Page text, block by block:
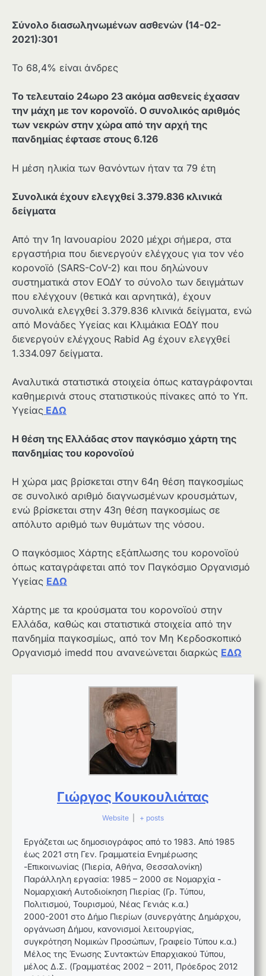
Σύνολο διασωληνωμένων ασθενών (14-02-
2021):301
Το 68,4% είναι άνδρες
Το τελευταίο 24ωρο 23 ακόμα ασθενείς έχασαν
την μάχη με τον κορονοϊό. Ο συνολικός αριθμός
των νεκρών στην χώρα από την αρχή της
πανδημίας έφτασε στους 6.126
Η μέση ηλικία των θανόντων ήταν τα 79 έτη
Συνολικά έχουν ελεγχθεί 3.379.836 κλινικά
δείγματα
Από την 1η Ιανουαρίου 2020 μέχρι σήμερα, στα
εργαστήρια που διενεργούν ελέγχους για τον νέο
κορονοϊό (SARS-CoV-2) και που δηλώνουν
συστηματικά στον ΕΟΔΥ το σύνολο των δειγμάτων
που ελέγχουν (θετικά και αρνητικά), έχουν
συνολικά ελεγχθεί 3.379.836 κλινικά δείγματα, ενώ
από Μονάδες Υγείας και Κλιμάκια ΕΟΔΥ που
διενεργούν ελέγχους Rabid Ag έχουν ελεγχθεί
1.334.097 δείγματα.
Αναλυτικά στατιστικά στοιχεία όπως καταγράφονται
καθημερινά στους στατιστικούς πίνακες από το Υπ.
Υγείας ΕΔΩ
Η θέση της Ελλάδας στον παγκόσμιο χάρτη της
πανδημίας του κορονοϊού
Η χώρα μας βρίσκεται στην 64η θέση παγκοσμίως
σε συνολικό αριθμό διαγνωσμένων κρουσμάτων,
ενώ βρίσκεται στην 43η θέση παγκοσμίως σε
απόλυτο αριθμό των θυμάτων της νόσου.
Ο παγκόσμιος Χάρτης εξάπλωσης του κορονοϊού
όπως καταγράφεται από τον Παγκόσμιο Οργανισμό
Υγείας ΕΔΩ
Χάρτης με τα κρούσματα του κορονοϊού στην
Ελλάδα, καθώς και στατιστικά στοιχεία από την
πανδημία παγκοσμίως, από τον Μη Κερδοσκοπικό
Οργανισμό imedd που ανανεώνεται διαρκώς ΕΔΩ
Γιώργος Κουκουλιάτας
Website + posts
Εργάζεται ως δημοσιογράφος από το 1983. Από 1985
έως 2021 στη Γεν. Γραμματεία Ενημέρωσης
-Επικοινωνίας (Πιερία, Αθήνα, Θεσσαλονίκη)
Παράλληλη εργασία: 1985 – 2000 σε Νομαρχία -
Νομαρχιακή Αυτοδιοίκηση Πιερίας (Γρ. Τύπου,
Πολιτισμού, Τουρισμού, Νέας Γενιάς κ.α.)
2000-2001 στο Δήμο Πιερίων (συνεργάτης Δημάρχου,
οργάνωση Δήμου, κανονισμοί λειτουργίας,
συγκρότηση Νομικών Προσώπων, Γραφείο Τύπου κ.α.)
Μέλος της Ένωσης Συντακτών Επαρχιακού Τύπου,
μέλος Δ.Σ. (Γραμματέας 2002 – 2011, Πρόεδρος 2012